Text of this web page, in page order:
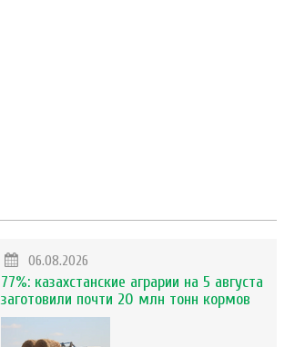
06.08.2026
77%: казахстанские аграрии на 5 августа
заготовили почти 20 млн тонн кормов